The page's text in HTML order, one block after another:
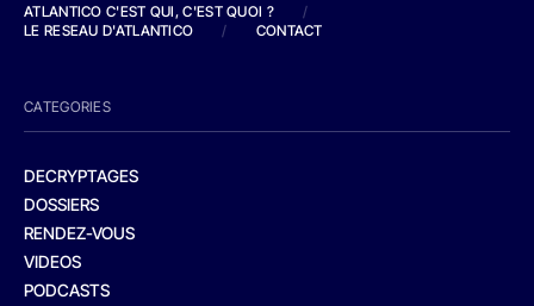
ATLANTICO C'EST QUI, C'EST QUOI ?
/
LE RESEAU D'ATLANTICO
/ CONTACT
CATEGORIES
DECRYPTAGES
DOSSIERS
RENDEZ-VOUS
VIDEOS
PODCASTS